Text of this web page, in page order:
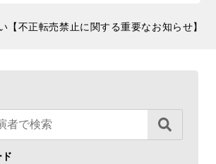
【不正転売禁止に関する重要なお知らせ】